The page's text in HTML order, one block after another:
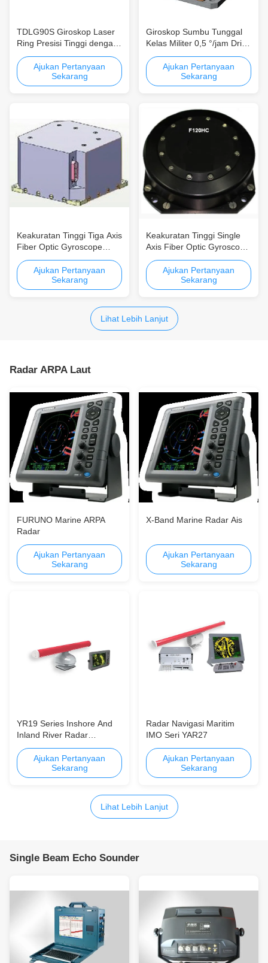
TDLG90S Giroskop Laser
Ring Presisi Tinggi dengan
Stabilitas Bias 0,002°/h dan
Jangkauan Dinamis yang
Luas
Ajukan Pertanyaan
Sekarang
Giroskop Sumbu Tunggal
Kelas Militer 0,5 °/jam Drift
Bias dengan Rentang
±500°/s Giroskop Serat
Optik
Ajukan Pertanyaan
Sekarang
Keakuratan Tinggi Tiga Axis
Fiber Optic Gyroscope
dengan 0,5 ° / jam Bias
Drift dan Desain Compact
Ajukan Pertanyaan
Sekarang
Keakuratan Tinggi Single
Axis Fiber Optic Gyroscope
dengan 0,002 ° / jam Bias
Drift dan ± 300 ° / s Angular
Rate
Ajukan Pertanyaan
Sekarang
Lihat Lebih Lanjut
Radar ARPA Laut
FURUNO Marine ARPA
Radar
Ajukan Pertanyaan
Sekarang
X-Band Marine Radar Ais
Ajukan Pertanyaan
Sekarang
YR19 Series Inshore And
Inland River Radar
Pengalaman Navigasi yang
lancarAjukan Pertanyaan
Sekarang
Radar Navigasi Maritim
IMO Seri YAR27
Ajukan Pertanyaan
Sekarang
Lihat Lebih Lanjut
Single Beam Echo Sounder